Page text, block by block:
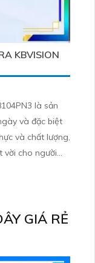
KBVISION
là sản
và đặc biệt
vời cho người
GIÁ RẺ